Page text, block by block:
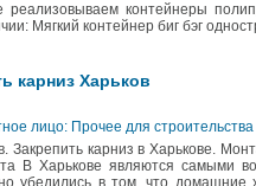
контейнеры
Мягкий контейнер биг бэг
карниз Харьков
лицо: Прочее для
Закрепить карниз в Харькове.
В Харькове являются самыми
убедились в том, что